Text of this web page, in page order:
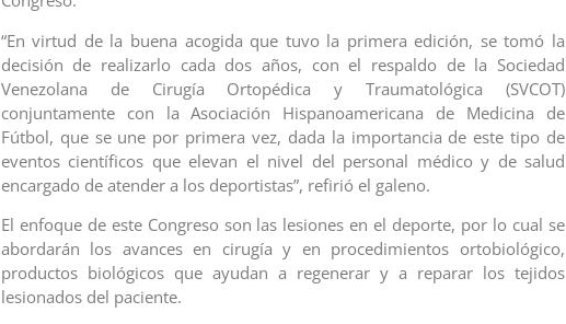
“En virtud de la buena acogida que tuvo la primera edición, se tomó la
decisión de realizarlo cada dos años, con el respaldo de la Sociedad
Venezolana de Cirugía Ortopédica y Traumatológica (SVCOT)
conjuntamente con la Asociación Hispanoamericana de Medicina de
Fútbol, que se une por primera vez, dada la importancia de este tipo de
eventos científicos que elevan el nivel del personal médico y de salud
encargado de atender a los deportistas”, refirió el galeno.
El enfoque de este Congreso son las lesiones en el deporte, por lo cual se
abordarán los avances en cirugía y en procedimientos ortobiológico,
productos biológicos que ayudan a regenerar y a reparar los tejidos
lesionados del paciente.